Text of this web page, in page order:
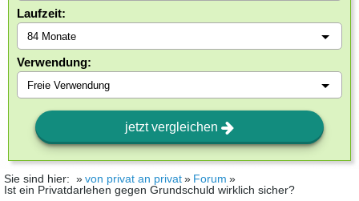
Laufzeit:
Verwendung:
jetzt vergleichen
Sie sind hier: von privat an privat
Forum
Ist ein Privatdarlehen gegen Grundschuld wirklich sicher?